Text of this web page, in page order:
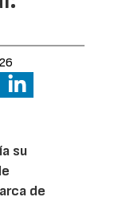
su
de